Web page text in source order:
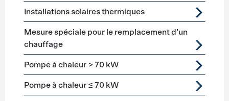
Installations solaires thermiques
Mesure spéciale pour le remplacement d’un
chauffage
Pompe à chaleur > 70 kW
Pompe à chaleur ≤ 70 kW